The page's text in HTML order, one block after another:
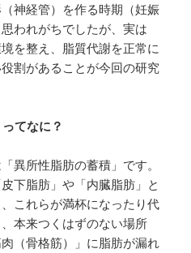
神経管）を作る時期（妊娠
われがちでしたが、実は
を整え、脂質代謝を正常に
割があることが今回の研究
てなに？
異所性脂肪の蓄積」です。
下脂肪」や「内臓脂肪」と
これらが満杯になったり代
本来つくはずのない場所
（骨格筋）」に脂肪が漏れ